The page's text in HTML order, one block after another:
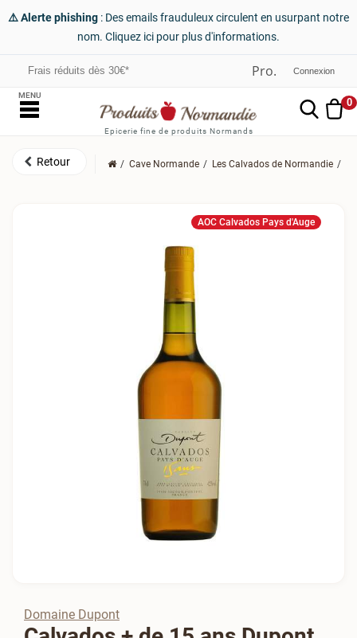
⚠️ Alerte phishing : Des emails frauduleux circulent en usurpant notre
nom. Cliquez ici pour plus d'informations.
Frais réduits dès 30€* Connexion
Epicerie fine de produits Normands
0
MENU
Cave Normande Les Calvados de Normandie
AOC Calvados Pays d'Auge
Domaine Dupont